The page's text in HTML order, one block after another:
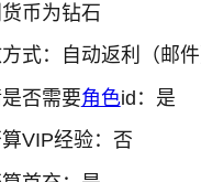
币为钻石
式：自动返利（邮件
否需要角色id：是
VIP经验：否